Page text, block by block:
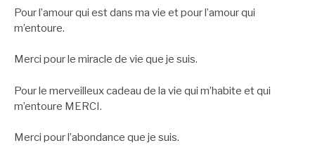
Pour l’amour qui est dans ma vie et pour l’amour qui
m’entoure.
Merci pour le miracle de vie que je suis.
Pour le merveilleux cadeau de la vie qui m’habite et qui
m’entoure MERCI.
Merci pour l’abondance que je suis.